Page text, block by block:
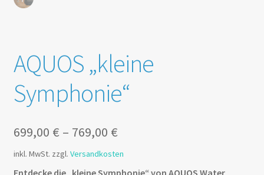
AQUOS „kleine
Symphonie“
699,00 € – 769,00 €
inkl. MwSt. zzgl. Versandkosten
Entdecke die „kleine Symphonie“ von AQUOS Water